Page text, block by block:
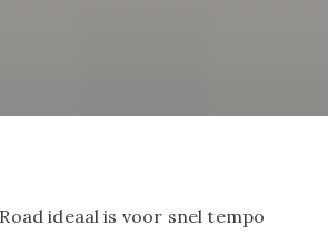
ideaal is voor snel tempo